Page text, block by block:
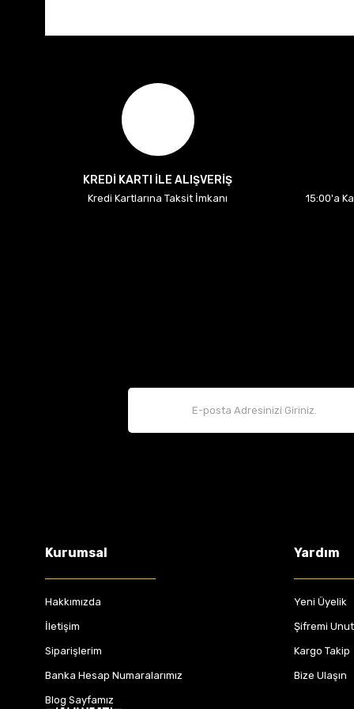
KREDİ KARTI İLE ALIŞVERİŞ
Kredi Kartlarına Taksit İmkanı
15:00'a
Kurumsal
Hakkımızda
İletişim
Siparişlerim
Banka Hesap Numaralarımız
Blog Sayfamız
Yardım
Yeni Üyelik
Şifremi
Kargo Takip
Bize Ulaşın